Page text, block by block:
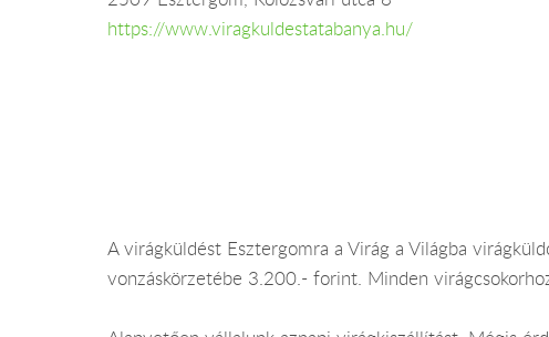
https://www.viragkuldestatabanya.hu/
A virágküldést Esztergomra a Virág a Világba
vonzáskörzetébe 3.200.- forint. Minden